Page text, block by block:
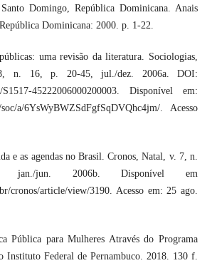
Domingo, República Dominicana. Anais
Dominicana: 2000. p. 1-22.
uma revisão da literatura. Sociologias,
n. 16, p. 20-45, jul./dez. 2006a. DOI:
S1517-45222006000200003. Disponível em:
a/6YsWyBWZSdFgfSqDVQhc4jm/. Acesso
e as agendas no Brasil. Cronos, Natal, v. 7, n.
jun. 2006b. Disponível em
cronos/article/view/3190. Acesso em: 25 ago.
Pública para Mulheres Através do Programa
Instituto Federal de Pernambuco. 2018. 130 f.